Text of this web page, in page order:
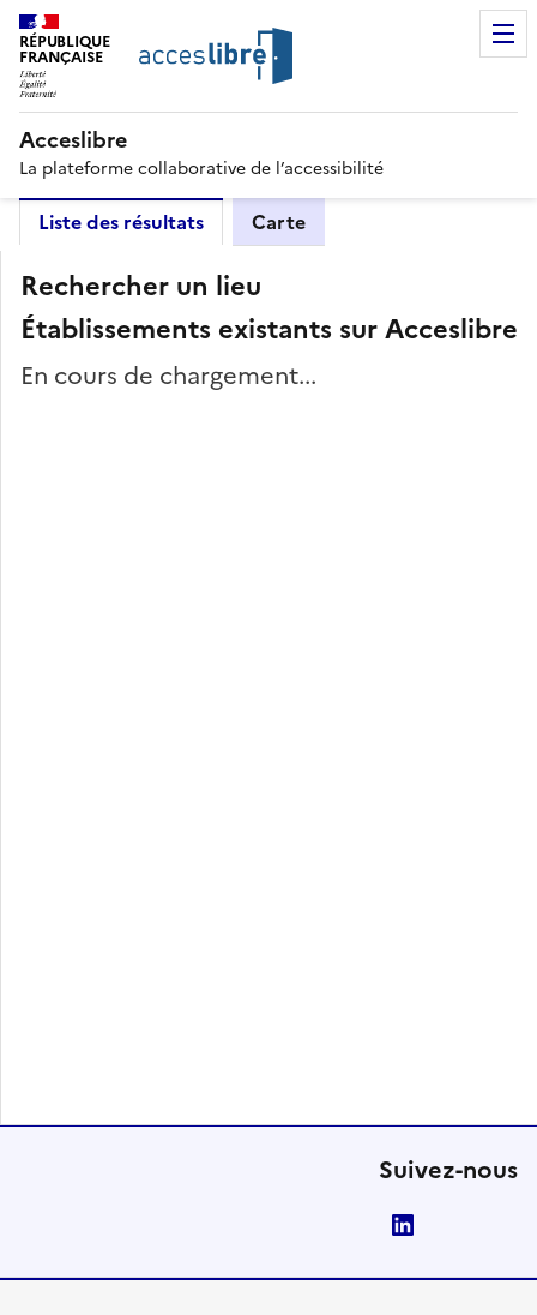
RÉPUBLIQUE
FRANÇAISE
Acceslibre
La plateforme collaborative de l’accessibilité
Liste des résultats Carte
Rechercher un lieu
Établissements existants sur Acceslibre
En cours de chargement...
Suivez-nous